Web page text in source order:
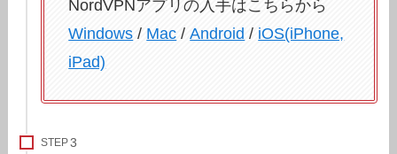
NordVPNアプリの入手はこちらから
Windows / Mac /Android / iOS(iPhone,
iPad)
STEP